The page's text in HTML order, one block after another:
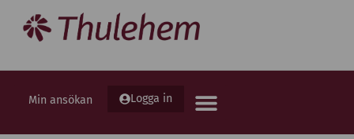
Min ansökan Logga in